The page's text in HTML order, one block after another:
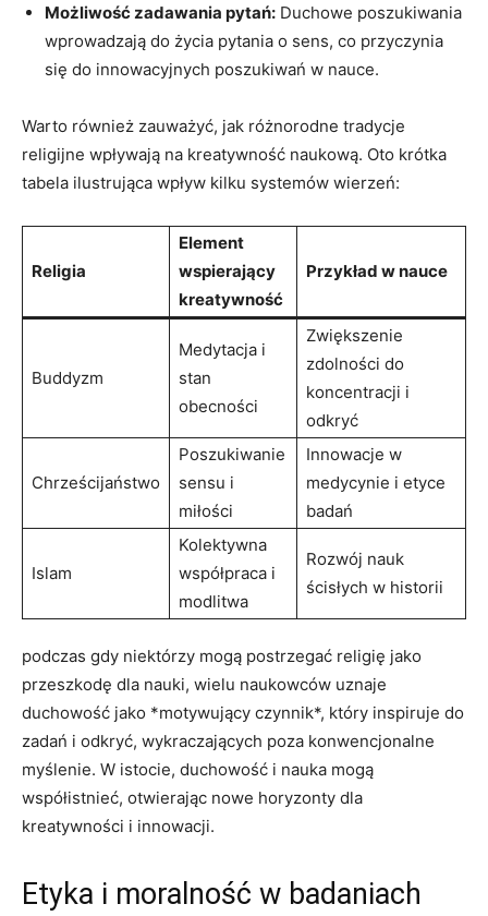
Możliwość zadawania pytań: Duchowe poszukiwania
wprowadzają do życia pytania o sens, co przyczynia
się do innowacyjnych poszukiwań w nauce.
Warto również zauważyć, jak różnorodne tradycje
religijne wpływają na kreatywność naukową. Oto krótka
tabela ilustrująca wpływ kilku systemów wierzeń:
Religia
Element
wspierający
kreatywność
Przykład w nauce
Buddyzm
Medytacja i
stan
obecności
Zwiększenie
zdolności do
koncentracji i
odkryć
Chrześcijaństwo
Poszukiwanie
sensu i
miłości
Innowacje w
medycynie i etyce
badań
Islam
Kolektywna
współpraca i
modlitwa
Rozwój nauk
ścisłych w historii
podczas gdy niektórzy mogą postrzegać religię jako
przeszkodę dla nauki, wielu naukowców uznaje
duchowość jako *motywujący czynnik*, który inspiruje do
zadań i odkryć, wykraczających poza konwencjonalne
myślenie. W istocie, duchowość i nauka mogą
współistnieć, otwierając nowe horyzonty dla
kreatywności i innowacji.
Etyka i moralność w badaniach